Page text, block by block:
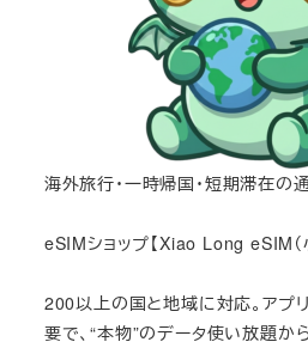
海外旅行・一時帰国・短期滞在の
eSIMショップ【Xiao Long eSIM（
200以上の国と地域に対応。アプ
要で、“本物”のデータ使い放題か